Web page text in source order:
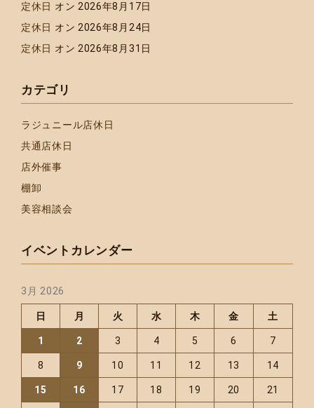
定休日 オン 2026年8月17日
定休日 オン 2026年8月24日
定休日 オン 2026年8月31日
カテゴリ
ラジュニール店休日
共通店休日
店外催事
棚卸
美容相談会
イベントカレンダー
3月 2026
日 月 火 水 木 金 土
1 2 3 4 5 6 7
8 9 10 11 12 13 14
15 16 17 18 19 20 21